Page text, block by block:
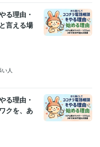
る理由・
言える場
人
る理由・
クを、あ